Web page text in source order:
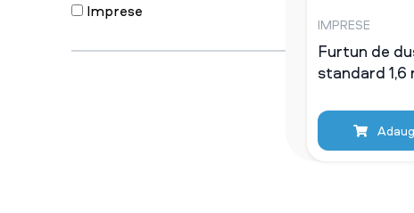
Imprese
IMPRESE
Furtun de
standard 1,6